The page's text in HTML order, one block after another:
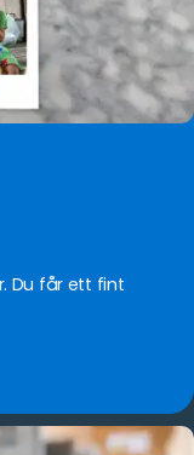
Du får ett fint